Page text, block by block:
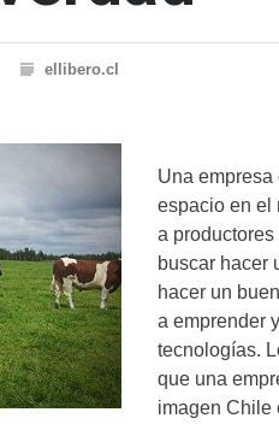
ellibero.cl
Una
espacio en el
a
buscar hacer
hacer un
a emprender
tecnologías.
que una
imagen Chile